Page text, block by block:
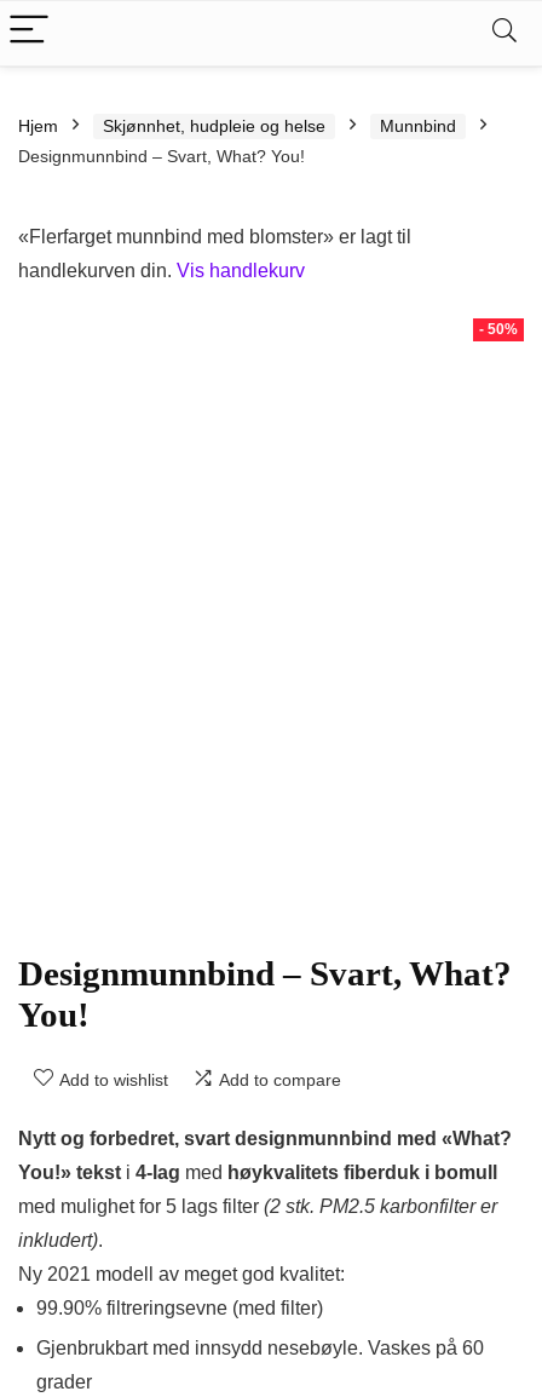
Hjem Skjønnhet, hudpleie og helse
Munnbind
Designmunnbind – Svart, What? You!
«Flerfarget munnbind med blomster» er lagt til
handlekurven din. Vis handlekurv
- 50%
Designmunnbind – Svart, What?
You!
Add to wishlist Add to compare
Nytt og forbedret, svart designmunnbind med «What?
You!» tekst i 4-lag med høykvalitets fiberduk i bomull
med mulighet for 5 lags filter (2 stk. PM2.5 karbonfilter er
inkludert).
Ny 2021 modell av meget god kvalitet:
99.90% filtreringsevne (med filter)
Gjenbrukbart med innsydd nesebøyle. Vaskes på 60
grader